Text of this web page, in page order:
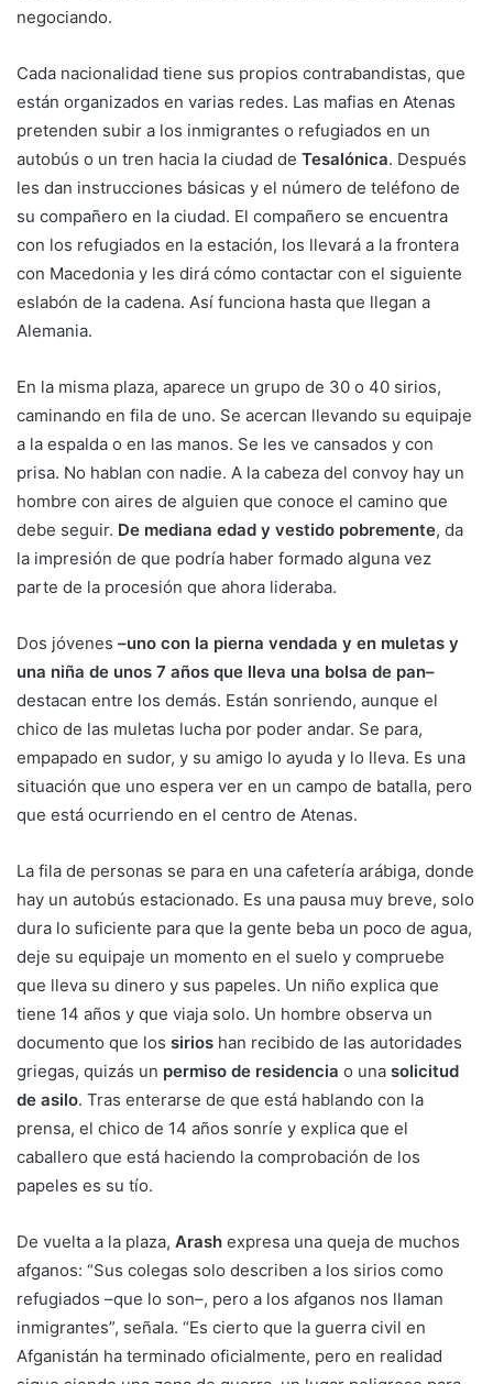
negociando.
Cada nacionalidad tiene sus propios contrabandistas, que
están organizados en varias redes. Las mafias en Atenas
pretenden subir a los inmigrantes o refugiados en un
autobús o un tren hacia la ciudad de Tesalónica. Después
les dan instrucciones básicas y el número de teléfono de
su compañero en la ciudad. El compañero se encuentra
con los refugiados en la estación, los llevará a la frontera
con Macedonia y les dirá cómo contactar con el siguiente
eslabón de la cadena. Así funciona hasta que llegan a
Alemania.
En la misma plaza, aparece un grupo de 30 o 40 sirios,
caminando en fila de uno. Se acercan llevando su equipaje
a la espalda o en las manos. Se les ve cansados y con
prisa. No hablan con nadie. A la cabeza del convoy hay un
hombre con aires de alguien que conoce el camino que
debe seguir. De mediana edad y vestido pobremente, da
la impresión de que podría haber formado alguna vez
parte de la procesión que ahora lideraba.
Dos jóvenes –uno con la pierna vendada y en muletas y
una niña de unos 7 años que lleva una bolsa de pan–
destacan entre los demás. Están sonriendo, aunque el
chico de las muletas lucha por poder andar. Se para,
empapado en sudor, y su amigo lo ayuda y lo lleva. Es una
situación que uno espera ver en un campo de batalla, pero
que está ocurriendo en el centro de Atenas.
La fila de personas se para en una cafetería arábiga, donde
hay un autobús estacionado. Es una pausa muy breve, solo
dura lo suficiente para que la gente beba un poco de agua,
deje su equipaje un momento en el suelo y compruebe
que lleva su dinero y sus papeles. Un niño explica que
tiene 14 años y que viaja solo. Un hombre observa un
documento que los sirios han recibido de las autoridades
griegas, quizás un permiso de residencia o una solicitud
de asilo. Tras enterarse de que está hablando con la
prensa, el chico de 14 años sonríe y explica que el
caballero que está haciendo la comprobación de los
papeles es su tío.
De vuelta a la plaza, Arash expresa una queja de muchos
afganos: “Sus colegas solo describen a los sirios como
refugiados –que lo son–, pero a los afganos nos llaman
inmigrantes”, señala. “Es cierto que la guerra civil en
Afganistán ha terminado oficialmente, pero en realidad